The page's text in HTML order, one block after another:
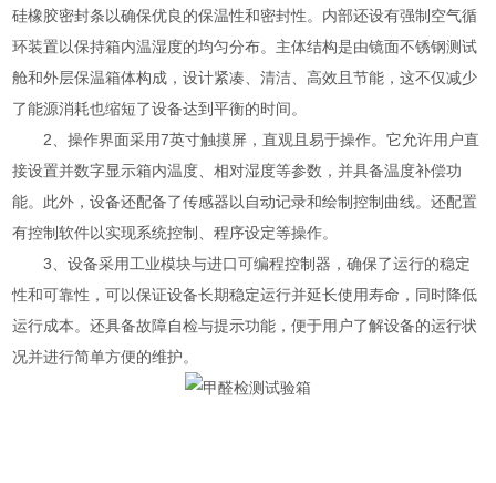
硅橡胶密封条以确保优良的保温性和密封性。内部还设有强制空气循
环装置以保持箱内温湿度的均匀分布。主体结构是由镜面不锈钢测试
舱和外层保温箱体构成，设计紧凑、清洁、高效且节能，这不仅减少
了能源消耗也缩短了设备达到平衡的时间。
2、操作界面采用7英寸触摸屏，直观且易于操作。它允许用户直
接设置并数字显示箱内温度、相对湿度等参数，并具备温度补偿功
能。此外，设备还配备了传感器以自动记录和绘制控制曲线。还配置
有控制软件以实现系统控制、程序设定等操作。
3、设备采用工业模块与进口可编程控制器，确保了运行的稳定
性和可靠性，可以保证设备长期稳定运行并延长使用寿命，同时降低
运行成本。还具备故障自检与提示功能，便于用户了解设备的运行状
况并进行简单方便的维护。